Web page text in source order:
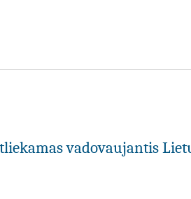
vadovaujantis